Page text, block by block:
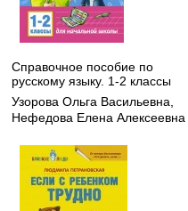
Справочное пособие по
русскому языку. 1-2 классы
Узорова Ольга Васильевна
Нефедова Елена Алексеевна